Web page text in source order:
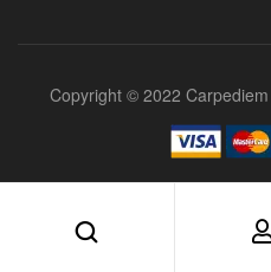
Copyright © 2022 Carpediem